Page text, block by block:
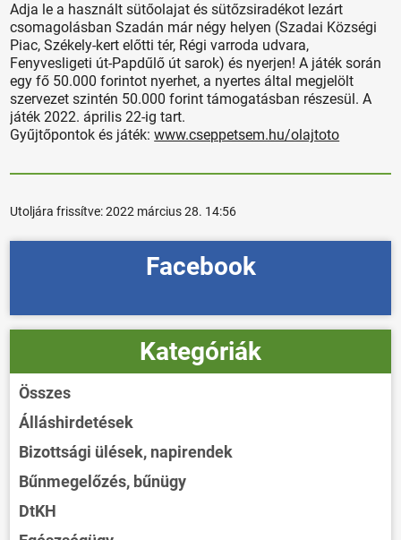
Adja le a használt sütőolajat és sütőzsiradékot lezárt
csomagolásban Szadán már négy helyen (Szadai Községi
Piac, Székely-kert előtti tér, Régi varroda udvara,
Fenyvesligeti út-Papdűlő út sarok) és nyerjen! A játék során
egy fő 50.000 forintot nyerhet, a nyertes által megjelölt
szervezet szintén 50.000 forint támogatásban részesül. A
játék 2022. április 22-ig tart.
Gyűjtőpontok és játék:www.cseppetsem.hu/olajtoto
Utoljára frissítve:2022 március 28. 14:56
Facebook
Kategóriák
Összes
Álláshirdetések
Bizottsági ülések, napirendek
Bűnmegelőzés, bűnügy
DtKH